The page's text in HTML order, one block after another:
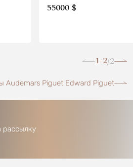
55000 $
1-2/2
Audemars Piguet Edward Piguet
рассылку